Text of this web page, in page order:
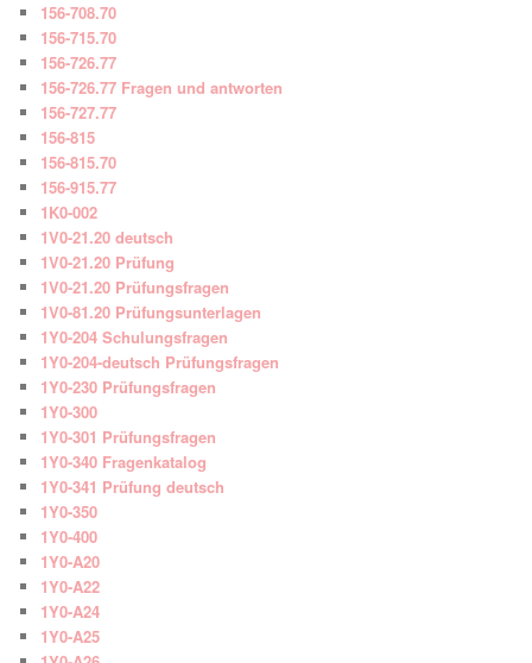
156-708.70
156-715.70
156-726.77
156-726.77 Fragen und antworten
156-727.77
156-815
156-815.70
156-915.77
1K0-002
1V0-21.20 deutsch
1V0-21.20 Prüfung
1V0-21.20 Prüfungsfragen
1V0-81.20 Prüfungsunterlagen
1Y0-204 Schulungsfragen
1Y0-204-deutsch Prüfungsfragen
1Y0-230 Prüfungsfragen
1Y0-300
1Y0-301 Prüfungsfragen
1Y0-340 Fragenkatalog
1Y0-341 Prüfung deutsch
1Y0-350
1Y0-400
1Y0-A20
1Y0-A22
1Y0-A24
1Y0-A25